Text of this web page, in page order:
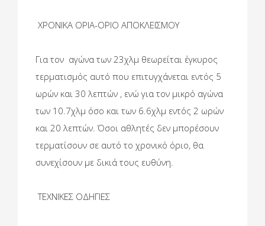
ΧΡΟΝΙΚΑ ΟΡΙΑ-ΟΡΙΟ ΑΠΟΚΛΕΙΣΜΟΥ
Για τον αγώνα των 23χλμ θεωρείται έγκυρος
τερματισμός αυτό που επιτυγχάνεται εντός 5
ωρών και 30 λεπτών , ενώ για τον μικρό αγώνα
των 10.7χλμ όσο και των 6.6χλμ εντός 2 ωρών
και 20 λεπτών. Όσοι αθλητές δεν μπορέσουν
τερματίσουν σε αυτό το χρονικό όριο, θα
συνεχίσουν με δικιά τους ευθύνη.
ΤΕΧΝΙΚΕΣ ΟΔΗΓΙΕΣ